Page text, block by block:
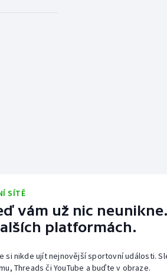
SÍTĚ
vám už nic
platformách.
si nikde ujít nejnovější sportovní události.
Threads či YouTube a buďte v obraze.